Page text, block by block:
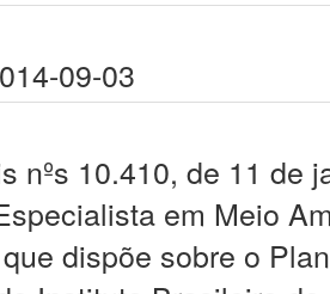
09-03
nºs 10.410, de 11 de
em Meio
dispõe sobre o